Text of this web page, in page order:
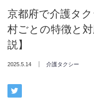
京都府で介護タ
村ごとの特徴と
説】
2025.5.14 介護タクシー